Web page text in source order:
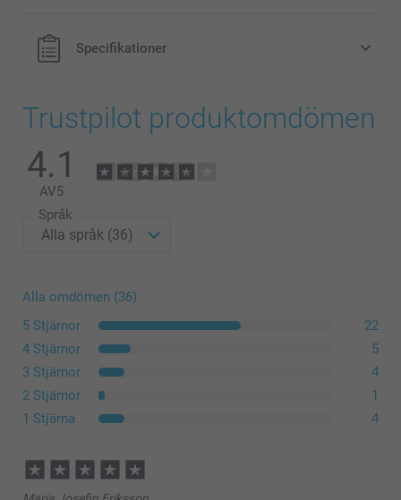
Specifikationer
Trustpilot produktomdömen
4.1
AV5
Språk
Alla omdömen (36)
5 Stjärnor
22
4 Stjärnor
5
3 Stjärnor
4
2 Stjärnor
1
1 Stjärna
4